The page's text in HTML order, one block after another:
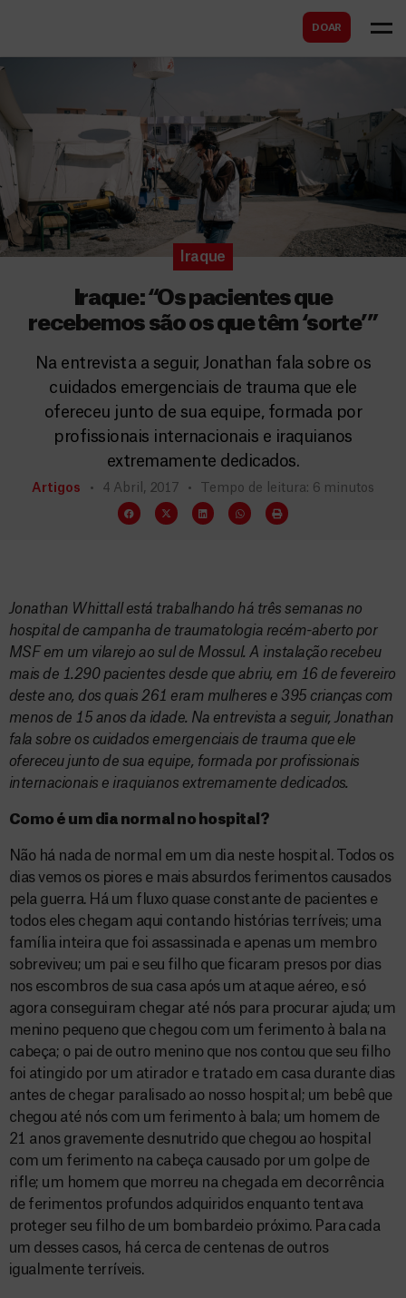
DOAR
Iraque
Iraque: “Os pacientes que
recebemos são os que têm ‘sorte’”
Na entrevista a seguir, Jonathan fala sobre os
cuidados emergenciais de trauma que ele
ofereceu junto de sua equipe, formada por
profissionais internacionais e iraquianos
extremamente dedicados.
Artigos 4 Abril, 2017 Tempo de leitura: 6 minutos
Jonathan Whittall está trabalhando há três semanas no
hospital de campanha de traumatologia recém-aberto por
MSF em um vilarejo ao sul de Mossul. A instalação recebeu
mais de 1.290 pacientes desde que abriu, em 16 de fevereiro
deste ano, dos quais 261 eram mulheres e 395 crianças com
menos de 15 anos da idade. Na entrevista a seguir, Jonathan
fala sobre os cuidados emergenciais de trauma que ele
ofereceu junto de sua equipe, formada por profissionais
internacionais e iraquianos extremamente dedicados.
Como é um dia normal no hospital?
Não há nada de normal em um dia neste hospital. Todos os
dias vemos os piores e mais absurdos ferimentos causados
pela guerra. Há um fluxo quase constante de pacientes e
todos eles chegam aqui contando histórias terríveis; uma
família inteira que foi assassinada e apenas um membro
sobreviveu; um pai e seu filho que ficaram presos por dias
nos escombros de sua casa após um ataque aéreo, e só
agora conseguiram chegar até nós para procurar ajuda; um
menino pequeno que chegou com um ferimento à bala na
cabeça; o pai de outro menino que nos contou que seu filho
foi atingido por um atirador e tratado em casa durante dias
antes de chegar paralisado ao nosso hospital; um bebê que
chegou até nós com um ferimento à bala; um homem de
21 anos gravemente desnutrido que chegou ao hospital
com um ferimento na cabeça causado por um golpe de
rifle; um homem que morreu na chegada em decorrência
de ferimentos profundos adquiridos enquanto tentava
proteger seu filho de um bombardeio próximo. Para cada
um desses casos, há cerca de centenas de outros
igualmente terríveis.
a
r